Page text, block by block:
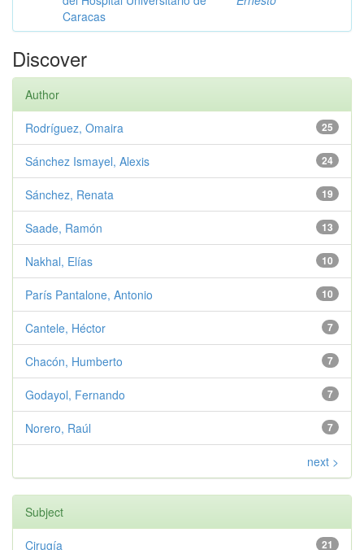
Caracas
Discover
Author
25
Rodríguez, Omaira
24
Sánchez Ismayel, Alexis
19
Sánchez, Renata
13
Saade, Ramón
10
Nakhal, Elías
10
París Pantalone, Antonio
7
Cantele, Héctor
7
Chacón, Humberto
7
Godayol, Fernando
7
Norero, Raúl
next >
Subject
21
Cirugía